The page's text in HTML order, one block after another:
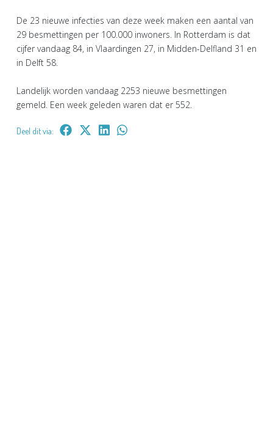
De 23 nieuwe infecties van deze week maken een aantal van
29 besmettingen per 100.000 inwoners. In Rotterdam is dat
cijfer vandaag 84, in Vlaardingen 27, in Midden-Delfland 31 en
in Delft 58.
Landelijk worden vandaag 2253 nieuwe besmettingen
gemeld. Een week geleden waren dat er 552.
Deel dit via: